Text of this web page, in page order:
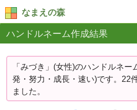
なまえの森
ハンドルネーム作成結果
「みづき」(女性)のハンドルネー
発・努力・成長・速い)です。22
ました。